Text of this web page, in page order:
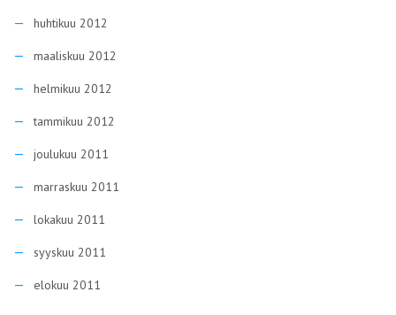
huhtikuu 2012
maaliskuu 2012
helmikuu 2012
tammikuu 2012
joulukuu 2011
marraskuu 2011
lokakuu 2011
syyskuu 2011
elokuu 2011